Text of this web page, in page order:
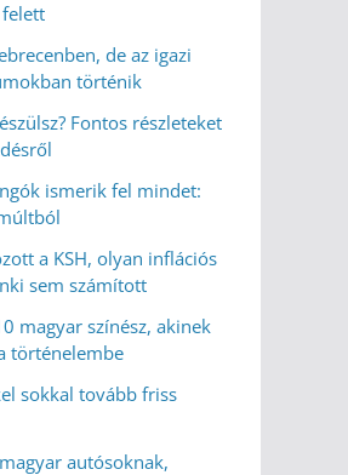
de az igazi
történik
Fontos részleteket
ismerik fel mindet:
a KSH, olyan inflációs
sem számított
magyar színész, akinek
történelembe
sokkal tovább friss
autósoknak,